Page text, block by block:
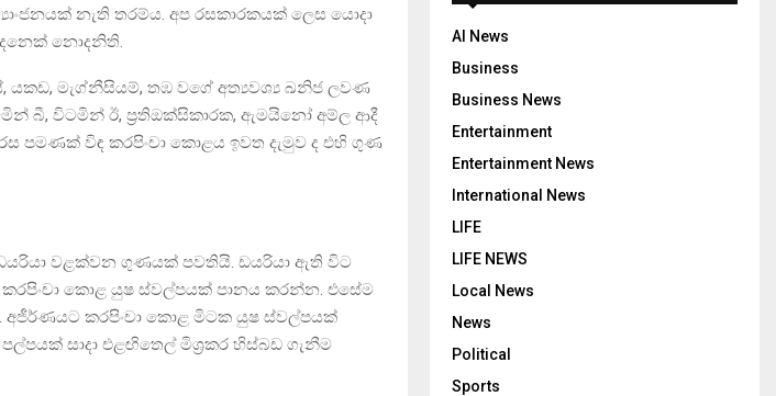
නැති තරම්ය. අප රසකාරකයක් ලෙස යොදා
නොදනිති.
යකඩ, මැග්නීසියම්, තඹ වගේ අත්‍යවශ්‍ය ඛනිජ ලවණ
බී, විටමින් ඊ, ප්‍රතිඔක්සිකාරක, ඇමයිනෝ අම්ල ආදී
පමණක් විඳ කරපිංචා කොළය ඉවත දැමුව ද එහි ගුණ
වළක්වන ගුණයක් පවතියි. ඩයරියා ඇති විට
කොළ යුෂ ස්වල්පයක් පානය කරන්න. එසේම
අජීර්ණයට කරපිංචා කොළ මිටක යුෂ ස්වල්පයක්
සාදා එළඟිතෙල් මිශ්‍රකර හිස්බඩ ගැනීම
AI News
Business
Business News
Entertainment
Entertainment News
International News
LIFE
LIFE NEWS
Local News
News
Political
Sports